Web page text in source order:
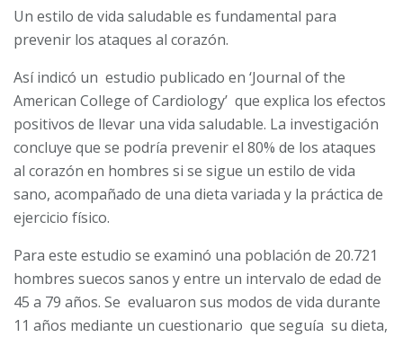
Un estilo de vida saludable es fundamental para
prevenir los ataques al corazón.
Así indicó un estudio publicado en ‘Journal of the
American College of Cardiology’ que explica los efectos
positivos de llevar una vida saludable. La investigación
concluye que se podría prevenir el 80% de los ataques
al corazón en hombres si se sigue un estilo de vida
sano, acompañado de una dieta variada y la práctica de
ejercicio físico.
Para este estudio se examinó una población de 20.721
hombres suecos sanos y entre un intervalo de edad de
45 a 79 años. Se evaluaron sus modos de vida durante
11 años mediante un cuestionario que seguía su dieta,